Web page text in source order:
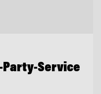
Service